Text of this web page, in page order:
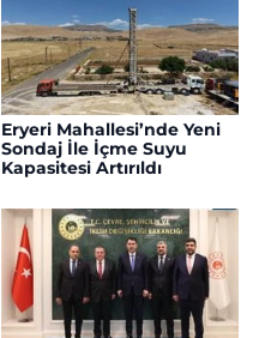
Eryeri Mahallesi’nde Yeni
Sondaj İle İçme Suyu
Kapasitesi Artırıldı